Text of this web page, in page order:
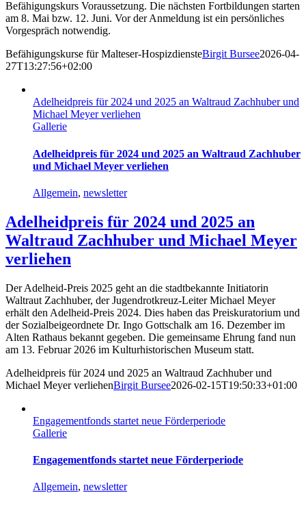
Befähigungskurs Voraussetzung. Die nächsten Fortbildungen starten
am 8. Mai bzw. 12. Juni. Vor der Anmeldung ist ein persönliches
Vorgespräch notwendig.
Befähigungskurse für Malteser-HospizdiensteBirgit Bursee2026-04-
27T13:27:56+02:00
Adelheidpreis für 2024 und 2025 an Waltraud Zachhuber und
Michael Meyer verliehen
Gallerie
Adelheidpreis für 2024 und 2025 an Waltraud Zachhuber
und Michael Meyer verliehen
Allgemein, newsletter
Adelheidpreis für 2024 und 2025 an
Waltraud Zachhuber und Michael Meyer
verliehen
Der Adelheid-Preis 2025 geht an die stadtbekannte Initiatorin
Waltraut Zachhuber, der Jugendrotkreuz-Leiter Michael Meyer
erhält den Adelheid-Preis 2024. Dies haben das Preiskuratorium und
der Sozialbeigeordnete Dr. Ingo Gottschalk am 16. Dezember im
Alten Rathaus bekannt gegeben. Die gemeinsame Ehrung fand nun
am 13. Februar 2026 im Kulturhistorischen Museum statt.
Adelheidpreis für 2024 und 2025 an Waltraud Zachhuber und
Michael Meyer verliehenBirgit Bursee2026-02-15T19:50:33+01:00
Engagementfonds startet neue Förderperiode
Gallerie
Engagementfonds startet neue Förderperiode
Allgemein, newsletter